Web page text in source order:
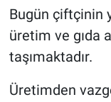
Bugün çiftçinin
üretim ve gıda
taşımaktadır.
Üretimden